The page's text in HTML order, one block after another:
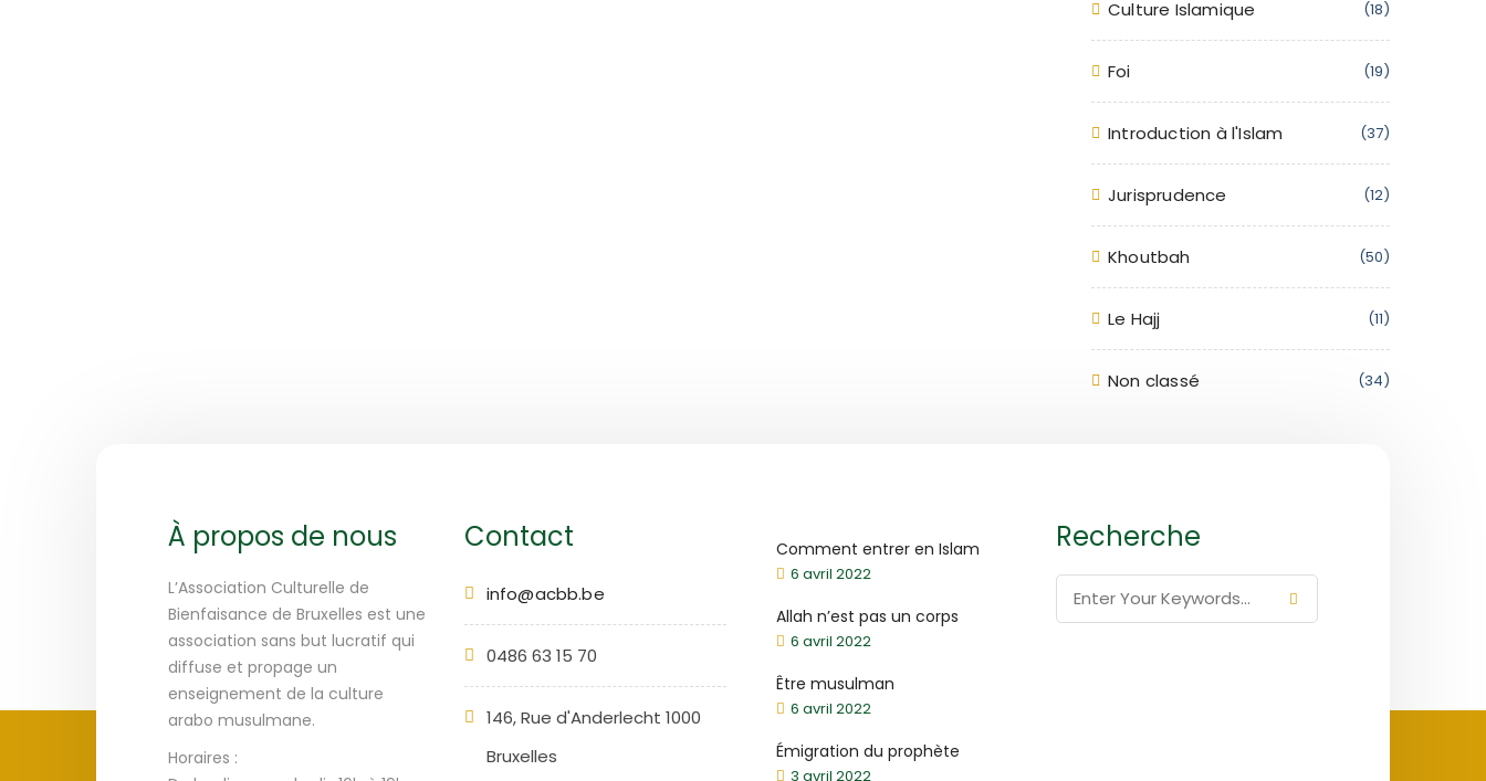
Culture Islamique (18)
Foi (19)
Introduction à l'Islam (37)
Jurisprudence (12)
Khoutbah (50)
Le Hajj (11)
Non classé (34)
À propos de nous
L’Association Culturelle de
Bienfaisance de Bruxelles est une
association sans but lucratif qui
diffuse et propage un
enseignement de la culture
arabo musulmane.
Horaires :
Contact
info@acbb.be
0486 63 15 70
146, Rue d'Anderlecht 1000
Bruxelles
Comment entrer en Islam
6 avril 2022
Allah n’est pas un corps
6 avril 2022
Être musulman
6 avril 2022
Émigration du prophète
3 avril 2022
Recherche